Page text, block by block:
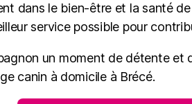
dans le bien-être et la santé
service possible pour
un moment de détente
canin à domicile à Brécé.